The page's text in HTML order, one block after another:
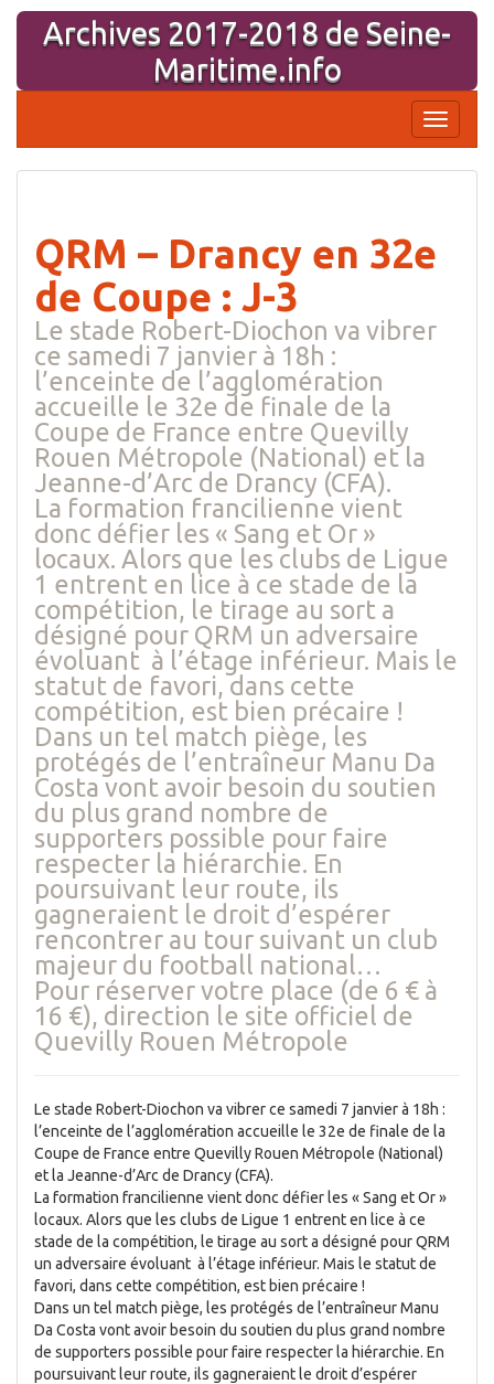
Aller
contenu
Archives 2017-2018 de Seine-
Maritime.info
la
QRM – Drancy en 32e
de Coupe : J-3
Le stade Robert-Diochon va vibrer
ce samedi 7 janvier à 18h :
l’enceinte de l’agglomération
accueille le 32e de finale de la
Coupe de France entre Quevilly
Rouen Métropole (National) et la
Jeanne-d’Arc de Drancy (CFA).
La formation francilienne vient
donc défier les « Sang et Or »
locaux. Alors que les clubs de Ligue
1 entrent en lice à ce stade de la
compétition, le tirage au sort a
désigné pour QRM un adversaire
évoluant à l’étage inférieur. Mais le
statut de favori, dans cette
compétition, est bien précaire !
Dans un tel match piège, les
protégés de l’entraîneur Manu Da
Costa vont avoir besoin du soutien
du plus grand nombre de
supporters possible pour faire
respecter la hiérarchie. En
poursuivant leur route, ils
gagneraient le droit d’espérer
rencontrer au tour suivant un club
majeur du football national…
Pour réserver votre place (de 6 € à
16 €), direction le site officiel de
Quevilly Rouen Métropole
Le stade Robert-Diochon va vibrer ce samedi 7 janvier à 18h :
l’enceinte de l’agglomération accueille le 32e de finale de la
Coupe de France entre Quevilly Rouen Métropole (National)
et la Jeanne-d’Arc de Drancy (CFA).
La formation francilienne vient donc défier les « Sang et Or »
locaux. Alors que les clubs de Ligue 1 entrent en lice à ce
stade de la compétition, le tirage au sort a désigné pour QRM
un adversaire évoluant à l’étage inférieur. Mais le statut de
favori, dans cette compétition, est bien précaire !
Dans un tel match piège, les protégés de l’entraîneur Manu
Da Costa vont avoir besoin du soutien du plus grand nombre
de supporters possible pour faire respecter la hiérarchie. En
poursuivant leur route, ils gagneraient le droit d’espérer